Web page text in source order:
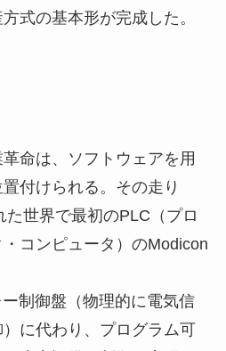
式の基本形が完成した。
命は、ソフトウェアを用
付けられる。その走り
世界で最初のPLC（プロ
コンピュータ）のModicon
制御盤（物理的に電気信
に代わり、プログラム可